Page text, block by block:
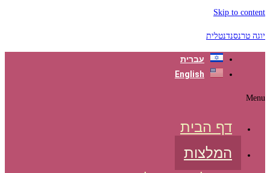
Skip to content
יוגה טרנסנדנטלית
עברית
English
Menu
דף הבית
המלצות